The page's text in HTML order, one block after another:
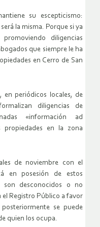
su escepticismo:
la misma. Porque si ya
diligencias
que siempre le ha
en Cerro de San
en periódicos locales, de
diligencias de
«información ad
propiedades en la zona
de noviembre con el
en posesión de estos
son desconocidos o no
el Registro Público a favor
se puede
quien los ocupa.